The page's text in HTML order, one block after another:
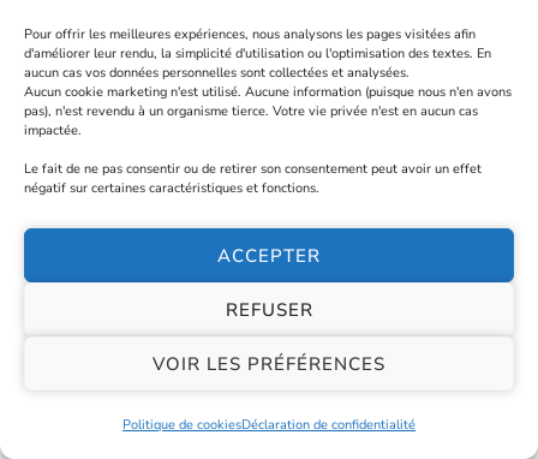
Pour offrir les meilleures expériences, nous analysons les pages visitées afin
d'améliorer leur rendu, la simplicité d'utilisation ou l'optimisation des textes. En
aucun cas vos données personnelles sont collectées et analysées.
Aucun cookie marketing n'est utilisé. Aucune information (puisque nous n'en avons
pas), n'est revendu à un organisme tierce. Votre vie privée n'est en aucun cas
impactée.
Le fait de ne pas consentir ou de retirer son consentement peut avoir un effet
négatif sur certaines caractéristiques et fonctions.
ACCEPTER
REFUSER
VOIR LES PRÉFÉRENCES
Politique de cookiesDéclaration de confidentialité
Article Fonctionnement de notre organisme Impact du
stress
thyroïde Système hormonale
Hashimoto : guide complet pour
comprendre les causes, les symptômes et les
pistes d’accompagnement (2026)
Réserver maintenant